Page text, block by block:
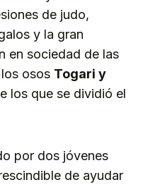
de judo,
y la gran
en sociedad de las
osos Togari y
los que se dividió el
por dos jóvenes
de ayudar